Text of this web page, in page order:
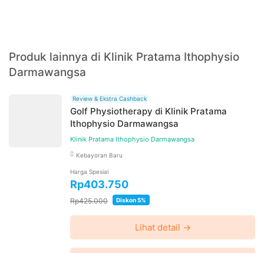
Produk lainnya di Klinik Pratama Ithophysio
Darmawangsa
Review & Ekstra Cashback
Golf Physiotherapy di Klinik Pratama
Ithophysio Darmawangsa
Klinik Pratama Ithophysio Darmawangsa
Kebayoran Baru
Harga Spesial
Rp403.750
Rp425.000 Diskon 5%
Lihat detail →